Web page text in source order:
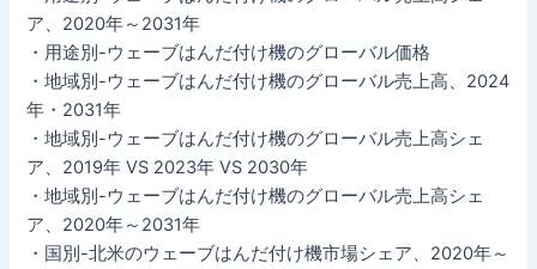
ア、2020年～2031年
・用途別-ウェーブはんだ付け機のグローバル価格
・地域別-ウェーブはんだ付け機のグローバル売上高、2024
年・2031年
・地域別-ウェーブはんだ付け機のグローバル売上高シェ
ア、2019年 VS 2023年 VS 2030年
・地域別-ウェーブはんだ付け機のグローバル売上高シェ
ア、2020年～2031年
・国別-北米のウェーブはんだ付け機市場シェア、2020年～